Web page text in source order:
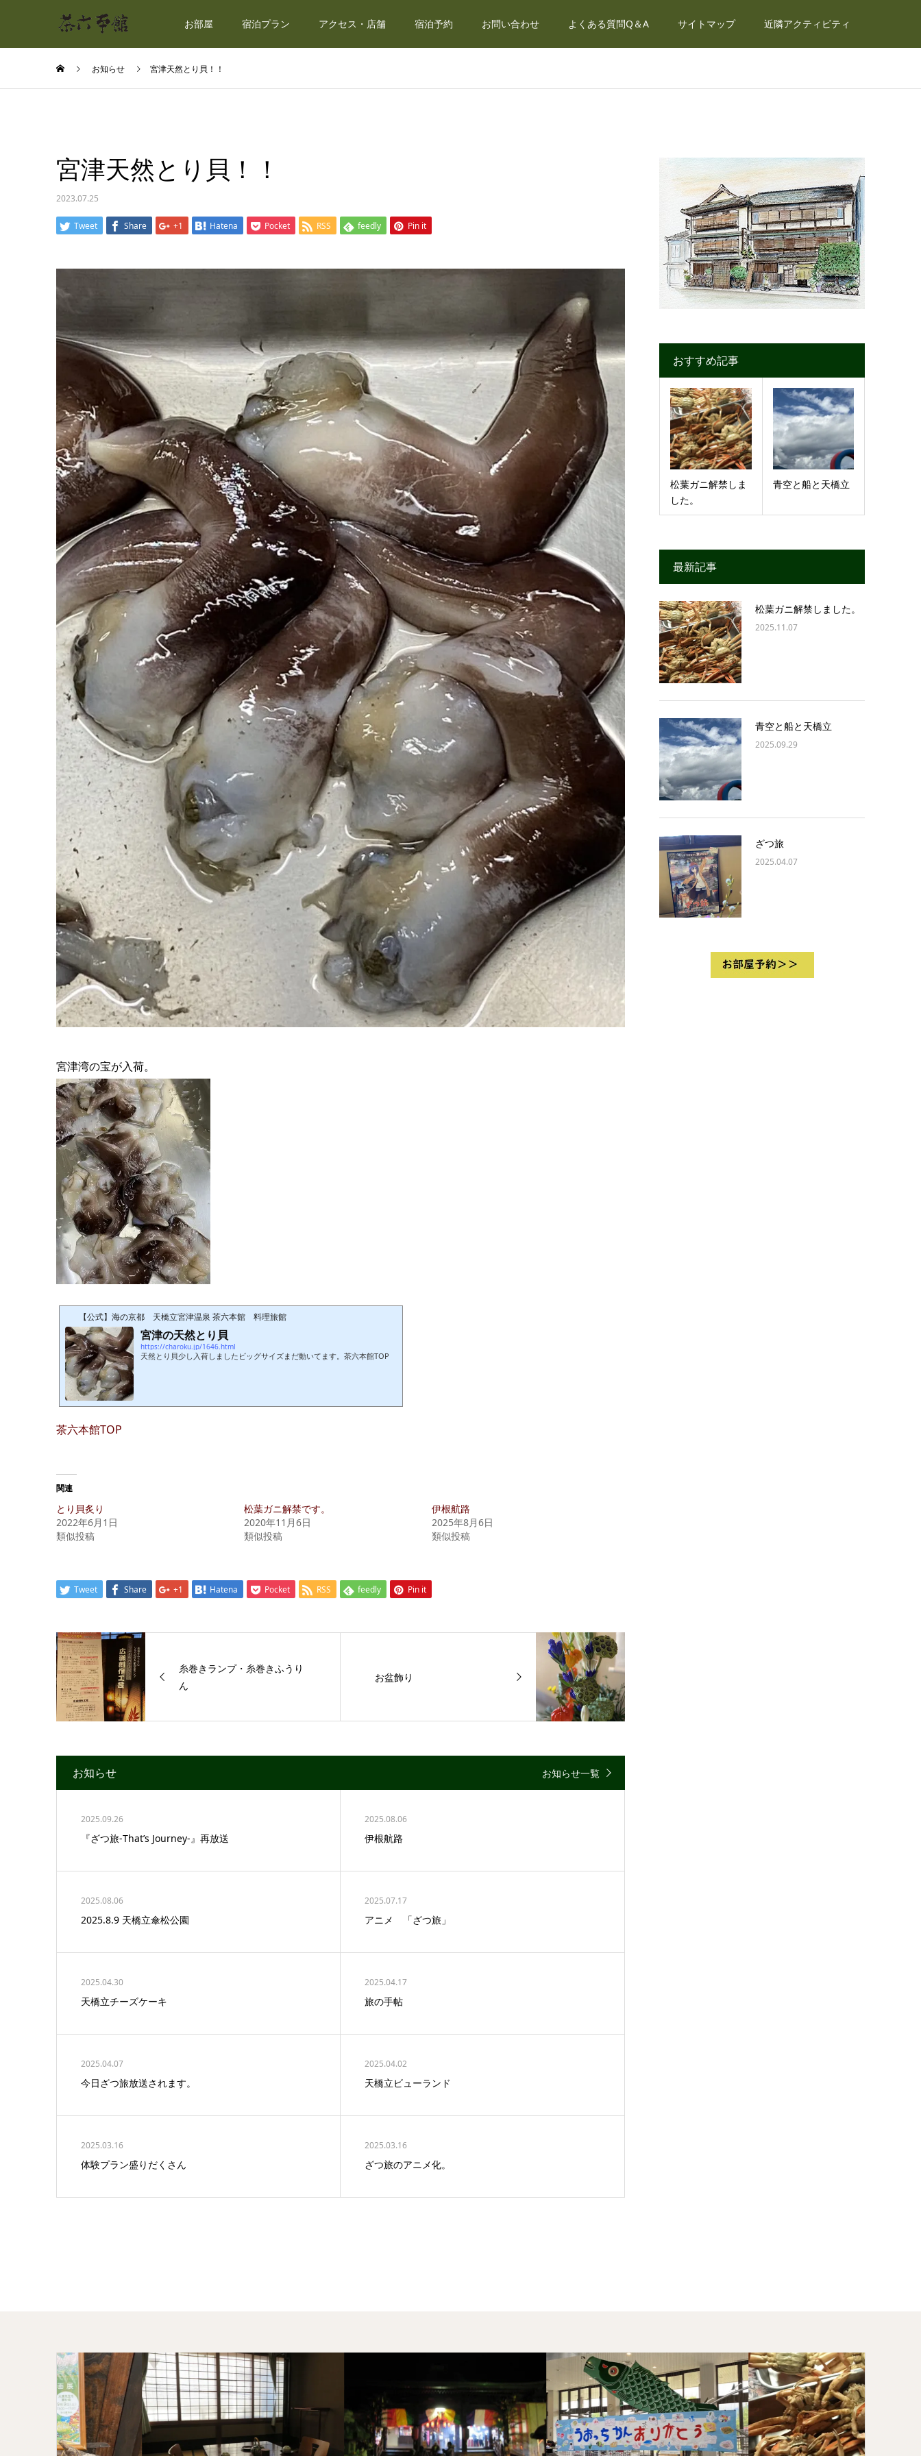
お部屋 宿泊プラン アクセス・店舗 宿泊予約 お問い合わせ よくある質問Q＆A サイトマップ 近隣アクティビティ
お知らせ 宮津天然とり貝！！
宮津天然とり貝！！
2023.07.25
Tweet Share +1 Hatena Pocket RSS feedly Pin it
宮津湾の宝が入荷。
【公式】海の京都 天橋立宮津温泉 茶六本館 料理旅館
宮津の天然とり貝
https://charoku.jp/1646.html
天然とり貝少し入荷しましたビッグサイズまだ動いてます。茶六本館TOP
茶六本館TOP
関連
とり貝炙り
2022年6月1日
類似投稿
松葉ガニ解禁です。
2020年11月6日
類似投稿
伊根航路
2025年8月6日
類似投稿
Tweet Share +1 Hatena Pocket RSS feedly Pin it
糸巻きランプ・糸巻きふうり
ん
お盆飾り
お知らせ お知らせ一覧
2025.09.26
『ざつ旅-That’s Journey-』再放送
2025.08.06
伊根航路
2025.08.06
2025.8.9 天橋立傘松公園
2025.07.17
アニメ 「ざつ旅」
2025.04.30
天橋立チーズケーキ
2025.04.17
旅の手帖
2025.04.07
今日ざつ旅放送されます。
2025.04.02
天橋立ビューランド
2025.03.16
体験プラン盛りだくさん
2025.03.16
ざつ旅のアニメ化。
おすすめ記事
松葉ガニ解禁しま
した。
青空と船と天橋立
最新記事
松葉ガニ解禁しました。
2025.11.07
青空と船と天橋立
2025.09.29
ざつ旅
2025.04.07